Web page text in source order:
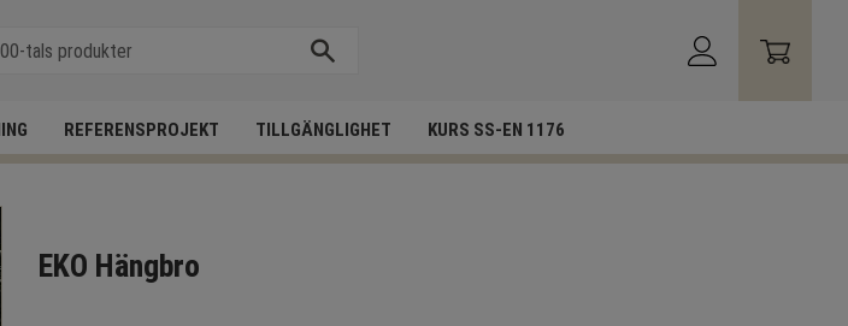
REFERENSPROJEKT TILLGÄNGLIGHET KURS SS-EN 1176
EKO Hängbro